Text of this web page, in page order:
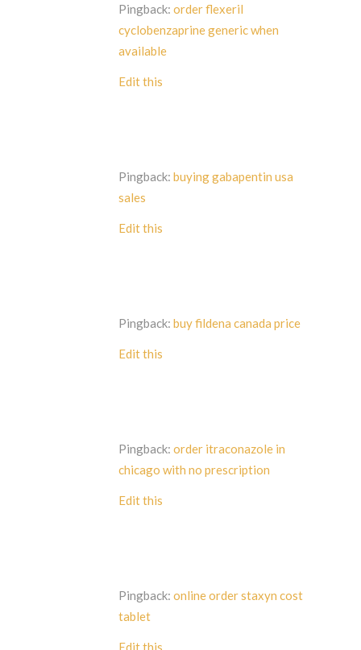
Pingback: order flexeril
cyclobenzaprine generic when
available
Edit this
Pingback: buying gabapentin usa
sales
Edit this
Pingback: buy fildena canada price
Edit this
Pingback: order itraconazole in
chicago with no prescription
Edit this
Pingback: online order staxyn cost
tablet
Edit this